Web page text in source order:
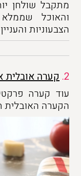
מתקבל שולחן
והאוכל
הצבעוניות
2. קערה אובלית
עוד קערה
הקערה האובלית